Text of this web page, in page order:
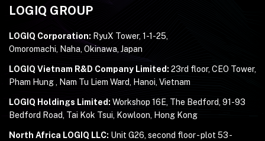
LOGIQ GROUP
LOGIQ Corporation: RyuX Tower, 1-1-25,
Omoromachi, Naha, Okinawa, Japan
LOGIQ Vietnam R&D Company Limited: 23rd floor, CEO Tower,
Pham Hung , Nam Tu Liem Ward, Hanoi, Vietnam
LOGIQ Holdings Limited: Workshop 16E, The Bedford, 91-93
Bedford Road, Tai Kok Tsui, Kowloon, Hong Kong
North Africa LOGIQ LLC: Unit G26, second floor - plot 53 -